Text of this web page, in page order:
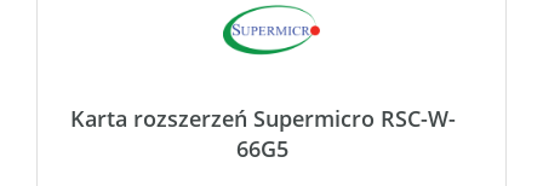
Karta rozszerzeń Supermicro RSC-W-
66G5